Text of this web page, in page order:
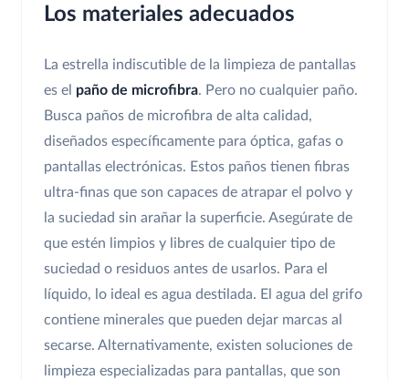
Los materiales adecuados
La estrella indiscutible de la limpieza de pantallas
es el paño de microfibra. Pero no cualquier paño.
Busca paños de microfibra de alta calidad,
diseñados específicamente para óptica, gafas o
pantallas electrónicas. Estos paños tienen fibras
ultra-finas que son capaces de atrapar el polvo y
la suciedad sin arañar la superficie. Asegúrate de
que estén limpios y libres de cualquier tipo de
suciedad o residuos antes de usarlos. Para el
líquido, lo ideal es agua destilada. El agua del grifo
contiene minerales que pueden dejar marcas al
secarse. Alternativamente, existen soluciones de
limpieza especializadas para pantallas, que son